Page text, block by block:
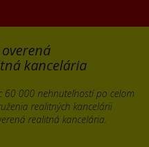
kancelária
60 000 nehnuteľností po celom
realitných kancelárii
realitná kancelária.